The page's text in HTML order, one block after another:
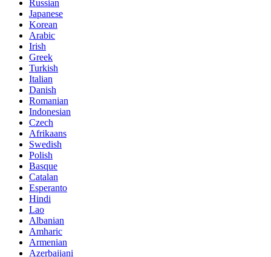
Russian
Japanese
Korean
Arabic
Irish
Greek
Turkish
Italian
Danish
Romanian
Indonesian
Czech
Afrikaans
Swedish
Polish
Basque
Catalan
Esperanto
Hindi
Lao
Albanian
Amharic
Armenian
Azerbaijani